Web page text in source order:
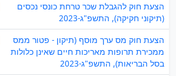
הצעת חוק להגבלת שכר טרחת כונסי נכסים
(תיקוני חקיקה), התשפ"ג-2023
הצעת חוק מס ערך מוסף (תיקון - פטור ממס
ממכירת תרופות מאריכות חיים שאינן כלולות
בסל הבריאות), התשפ"ג-2023